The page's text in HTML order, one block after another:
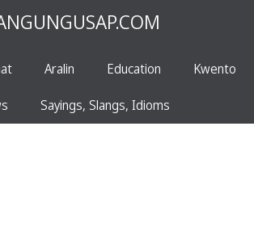
Aralin Education Kwento
Sayings, Slangs, Idioms